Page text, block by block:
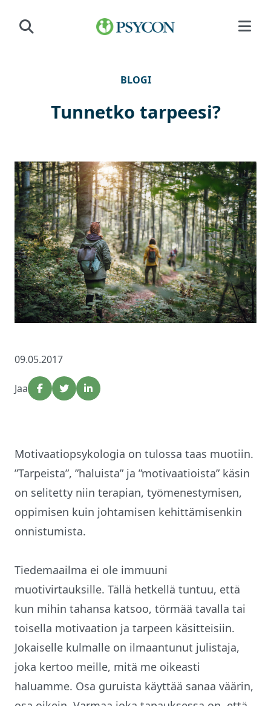
BLOGI
Tunnetko tarpeesi?
09.05.2017
Jaa
Motivaatiopsykologia on tulossa taas muotiin.
”Tarpeista”, ”haluista” ja ”motivaatioista” käsin
on selitetty niin terapian, työmenestymisen,
oppimisen kuin johtamisen kehittämisenkin
onnistumista.
Tiedemaailma ei ole immuuni
muotivirtauksille. Tällä hetkellä tuntuu, että
kun mihin tahansa katsoo, törmää tavalla tai
toisella motivaation ja tarpeen käsitteisiin.
Jokaiselle kulmalle on ilmaantunut julistaja,
joka kertoo meille, mitä me oikeasti
haluamme. Osa guruista käyttää sanaa väärin,